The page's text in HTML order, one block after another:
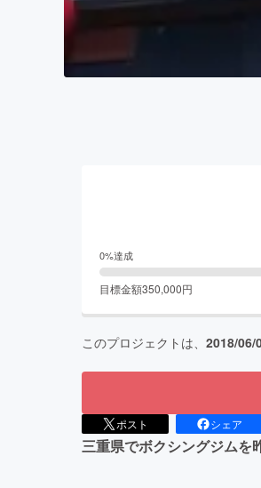
0%達成
目標金額350,000円
このプロジェクトは、 2018/06/
ポスト シェア
三重県でボクシングジムを